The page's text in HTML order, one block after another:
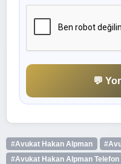
💬
#Avukat Hakan Alpman
#Avukat Hakan Alpman Telefon